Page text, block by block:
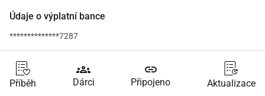
Údaje o výplatní bance
**************7287
Příběh
groups
Dárci
link
Připojeno Aktualizace